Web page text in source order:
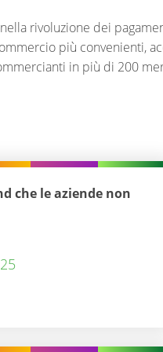
rivoluzione dei
più convenienti,
in più di 200
che le aziende non